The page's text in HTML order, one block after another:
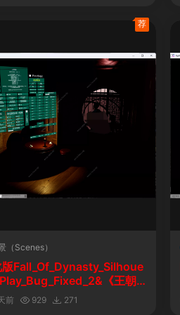
（Scenes）
Fall_Of_Dynasty_Silhoue
《王朝
剪影玩法修复版
前 929 271
荐